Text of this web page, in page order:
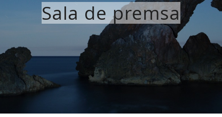
Sala de premsa